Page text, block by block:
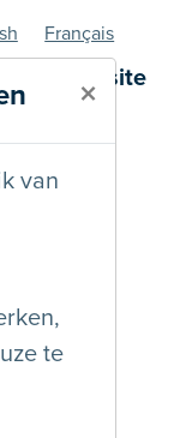
×
van
te
- website
Français